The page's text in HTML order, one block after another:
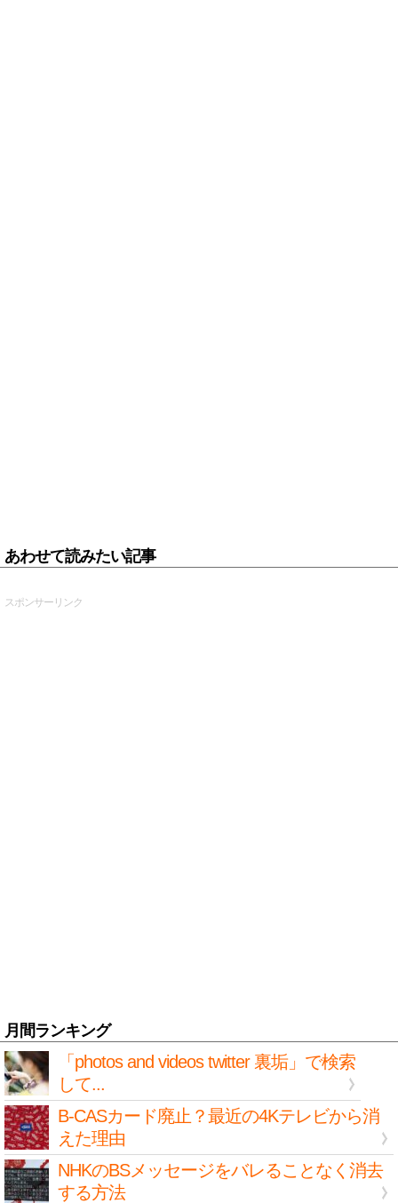
あわせて読みたい記事
スポンサーリンク
月間ランキング
「photos and videos twitter 裏垢」で検索
して...
B-CASカード廃止？最近の4Kテレビから消
えた理由
NHKのBSメッセージをバレることなく消去
する方法